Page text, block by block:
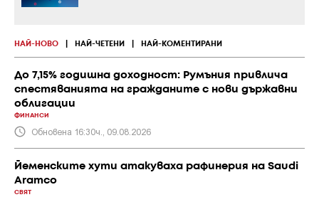
НАЙ-НОВО НАЙ-ЧЕТЕНИ НАЙ-КОМЕНТИРАНИ
До 7,15% годишна доходност: Румъния привлича
спестяванията на гражданите с нови държавни
облигации
ФИНАНСИ
Обновена 16:30ч., 09.08.2026
Йеменските хути атакуваха рафинерия на Saudi
Aramco
СВЯТ